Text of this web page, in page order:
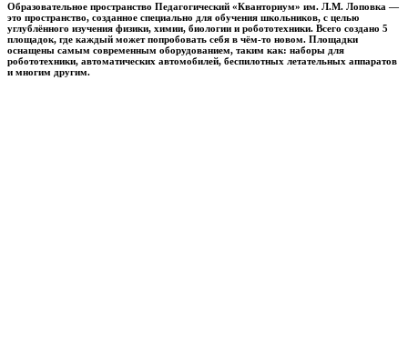
Образовательное пространство Педагогический «Кванториум» им. Л.М. Лоповка —
это пространство, созданное специально для обучения школьников, с целью
углублённого изучения физики, химии, биологии и робототехники. Всего создано 5
площадок, где каждый может попробовать себя в чём-то новом. Площадки
оснащены самым современным оборудованием, таким как: наборы для
робототехники, автоматических автомобилей, беспилотных летательных аппаратов
и многим другим.